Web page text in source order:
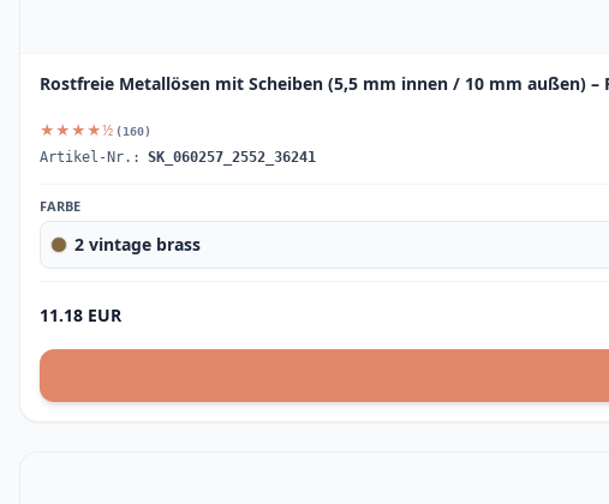
Rostfreie Metallösen mit Scheiben (5,5 mm innen / 10 mm außen)
★★★★½ (160)
Artikel-Nr.: SK_060257_2552_36241
FARBE
2 vintage brass
11.18 EUR